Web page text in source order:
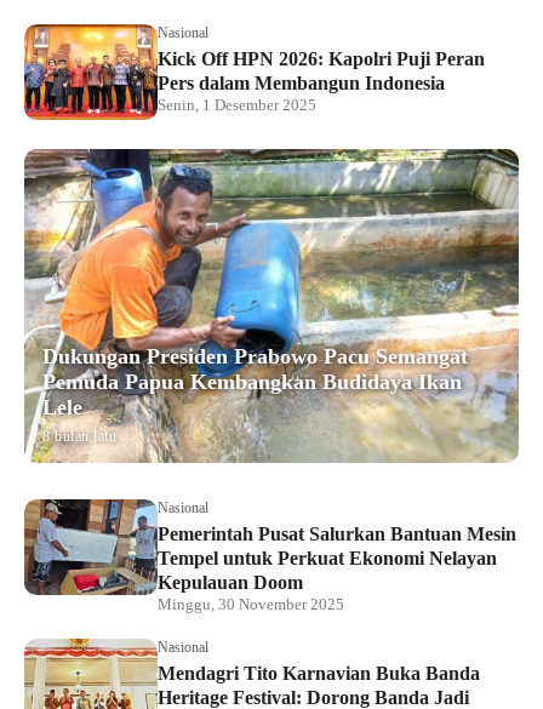
Nasional
Kick Off HPN 2026: Kapolri Puji Peran
Pers dalam Membangun Indonesia
Senin, 1 Desember 2025
Dukungan Presiden Prabowo Pacu Semangat
Pemuda Papua Kembangkan Budidaya Ikan
Lele
8 bulan lalu
Nasional
Pemerintah Pusat Salurkan Bantuan Mesin
Tempel untuk Perkuat Ekonomi Nelayan
Kepulauan Doom
Minggu, 30 November 2025
Nasional
Mendagri Tito Karnavian Buka Banda
Heritage Festival: Dorong Banda Jadi